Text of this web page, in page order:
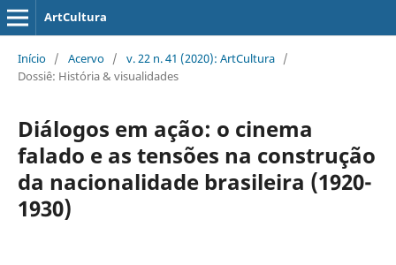
ArtCultura
Início / Acervo / v. 22 n. 41 (2020): ArtCultura /
Dossiê: História & visualidades
Diálogos em ação: o cinema
falado e as tensões na construção
da nacionalidade brasileira (1920-
1930)